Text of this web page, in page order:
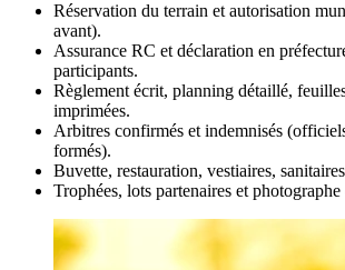
Réservation du terrain et autorisation
avant).
Assurance RC et déclaration en
participants.
Règlement écrit, planning détaillé,
imprimées.
Arbitres confirmés et indemnisés
formés).
Buvette, restauration, vestiaires,
Trophées, lots partenaires et